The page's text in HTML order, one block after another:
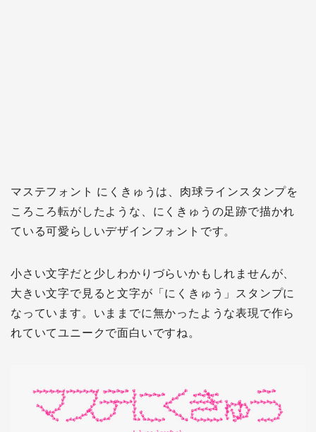
マステフォント にくきゅうは、肉球ラインスタンプを
ころころ転がしたような、にくきゅうの足跡で描かれ
ている可愛らしいデザインフォントです。
小さい文字だと少しわかりづらいかもしれませんが、
大きい文字で見ると文字が「にくきゅう」スタンプに
なっています。いままでに無かったような表現で作ら
れていてユニークで面白いですね。